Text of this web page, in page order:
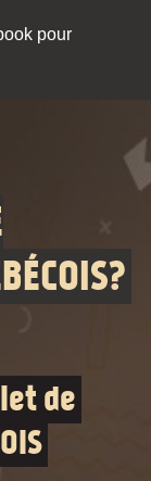
pour
de